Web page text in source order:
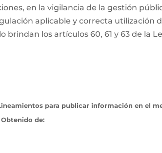
en la vigilancia de la gestión
aplicable y correcta utilización
brindan los artículos 60, 61 y 63 de la
para publicar información en el
de: